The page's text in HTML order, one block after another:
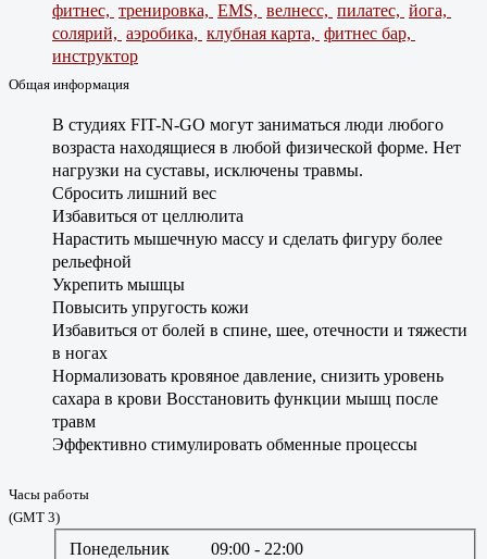
фитнес, тренировка, EMS, велнесс, пилатес, йога,
солярий, аэробика, клубная карта, фитнес бар,
инструктор
Общая информация
В студиях FIT-N-GO могут заниматься люди любого
возраста находящиеся в любой физической форме. Нет
нагрузки на суставы, исключены травмы.
Cбросить лишний вес
Избавиться от целлюлита
Нарастить мышечную массу и сделать фигуру более
рельефной
Укрепить мышцы
Повысить упругость кожи
Избавиться от болей в спине, шее, отечности и тяжести
в ногах
Нормализовать кровяное давление, снизить уровень
сахара в крови Восстановить функции мышц после
травм
Эффективно стимулировать обменные процессы
Часы работы
(GMT 3)
Понедельник 09:00 - 22:00